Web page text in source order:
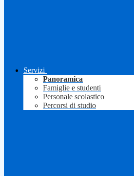
Servizi
Panoramica
Famiglie e studenti
Personale scolastico
Percorsi di studio